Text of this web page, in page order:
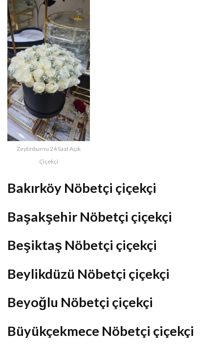
Zeytinburnu 24 Saat Açık
Çiçekçi
Bakırköy Nöbetçi çiçekçi
Başakşehir Nöbetçi çiçekçi
Beşiktaş Nöbetçi çiçekçi
Beylikdüzü Nöbetçi çiçekçi
Beyoğlu Nöbetçi çiçekçi
Büyükçekmece Nöbetçi çiçekçi